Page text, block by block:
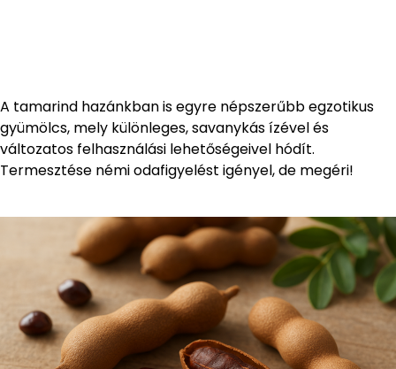
A tamarind hazánkban is egyre népszerűbb egzotikus
gyümölcs, mely különleges, savanykás ízével és
változatos felhasználási lehetőségeivel hódít.
Termesztése némi odafigyelést igényel, de megéri!